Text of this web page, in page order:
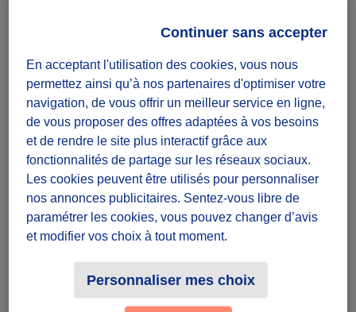
Montlouis-sur-Loire
défi ponctuel
Badges à récolter
Terminé
En acceptant l'utilisation des cookies, vous nous
permettez ainsi qu’à nos partenaires d'optimiser votre
navigation, de vous offrir un meilleur service en ligne,
de vous proposer des offres adaptées à vos besoins
et de rendre le site plus interactif grâce aux
fonctionnalités de partage sur les réseaux sociaux.
Les cookies peuvent être utilisés pour personnaliser
nos annonces publicitaires. Sentez-vous libre de
paramétrer les cookies, vous pouvez changer d’avis
et modifier vos choix à tout moment.
Personnaliser mes choix
Continuer sans accepter